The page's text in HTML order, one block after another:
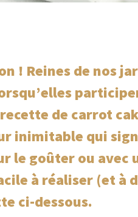
! Reines de nos
de carrot
inimitable qui
le goûter ou avec
à réaliser (et à
ci-dessous.